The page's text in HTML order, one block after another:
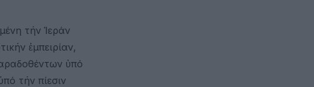
τήν Ἱεράν
ἐμπειρίαν,
ὑπό
τήν πίεσιν